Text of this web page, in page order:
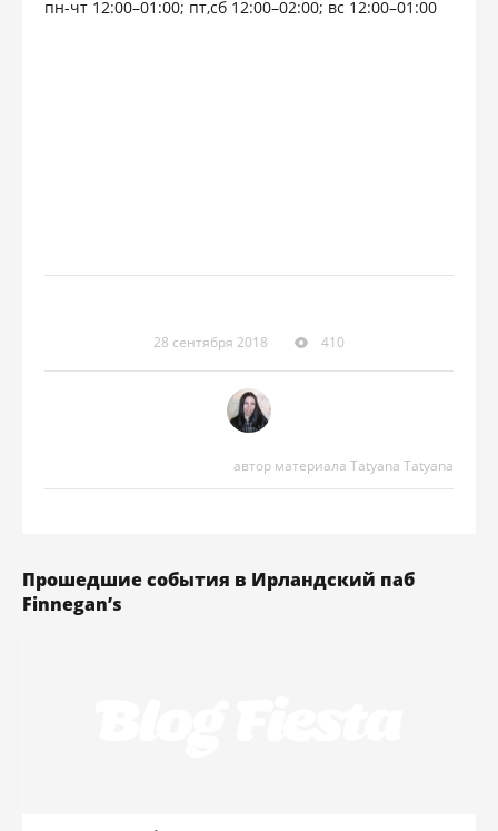
пн-чт 12:00–01:00; пт,сб 12:00–02:00; вс 12:00–01:00
28 сентября 2018 410
автор материала Tatyana Tatyana
Прошедшие события в Ирландский паб
Finnegan’s